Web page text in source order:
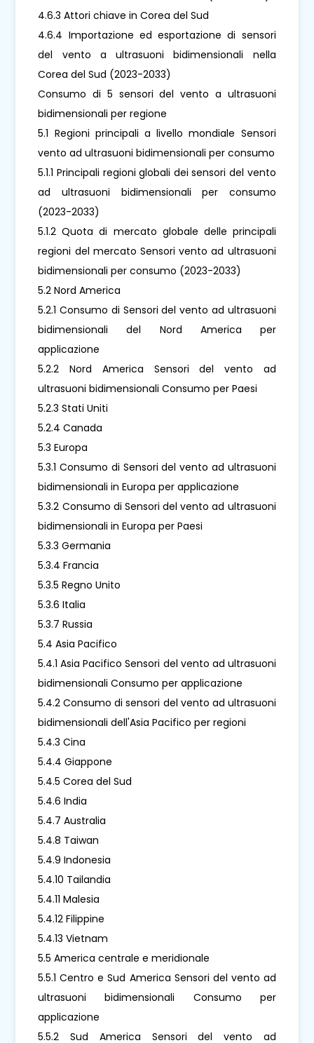
4.6.3 Attori chiave in Corea del Sud
4.6.4 Importazione ed esportazione di sensori
del vento a ultrasuoni bidimensionali nella
Corea del Sud (2023-2033)
Consumo di 5 sensori del vento a ultrasuoni
bidimensionali per regione
5.1 Regioni principali a livello mondiale Sensori
vento ad ultrasuoni bidimensionali per consumo
5.1.1 Principali regioni globali dei sensori del vento
ad ultrasuoni bidimensionali per consumo
(2023-2033)
5.1.2 Quota di mercato globale delle principali
regioni del mercato Sensori vento ad ultrasuoni
bidimensionali per consumo (2023-2033)
5.2 Nord America
5.2.1 Consumo di Sensori del vento ad ultrasuoni
bidimensionali del Nord America per
applicazione
5.2.2 Nord America Sensori del vento ad
ultrasuoni bidimensionali Consumo per Paesi
5.2.3 Stati Uniti
5.2.4 Canada
5.3 Europa
5.3.1 Consumo di Sensori del vento ad ultrasuoni
bidimensionali in Europa per applicazione
5.3.2 Consumo di Sensori del vento ad ultrasuoni
bidimensionali in Europa per Paesi
5.3.3 Germania
5.3.4 Francia
5.3.5 Regno Unito
5.3.6 Italia
5.3.7 Russia
5.4 Asia Pacifico
5.4.1 Asia Pacifico Sensori del vento ad ultrasuoni
bidimensionali Consumo per applicazione
5.4.2 Consumo di sensori del vento ad ultrasuoni
bidimensionali dell'Asia Pacifico per regioni
5.4.3 Cina
5.4.4 Giappone
5.4.5 Corea del Sud
5.4.6 India
5.4.7 Australia
5.4.8 Taiwan
5.4.9 Indonesia
5.4.10 Tailandia
5.4.11 Malesia
5.4.12 Filippine
5.4.13 Vietnam
5.5 America centrale e meridionale
5.5.1 Centro e Sud America Sensori del vento ad
ultrasuoni bidimensionali Consumo per
applicazione
5.5.2 Sud America Sensori del vento ad